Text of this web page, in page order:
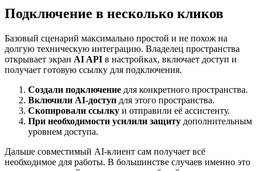
•связывать обращения с задачами и выполнять workflow-
задачMCPOpenAPIHelpDeskWorkflowДоступ к пространству
Подключение в несколько кликов
Базовый сценарий максимально простой и не похож на
долгую техническую интеграцию. Владелец пространства
открывает экранAI APIв настройках, включает доступ и
получает готовую ссылку для подключения.
Создали подключениедля конкретного пространства.
Включили AI-доступ
для этого пространства.
Скопировали ссылку
При необходимости усилили защитудополнительным
уровнем доступа.